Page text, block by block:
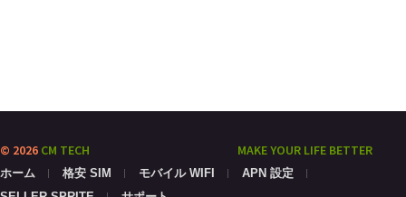
© 2026 CM TECH MAKE YOUR LIFE BETTER
ホーム 格安 SIM モバイル WIFI
APN 設定